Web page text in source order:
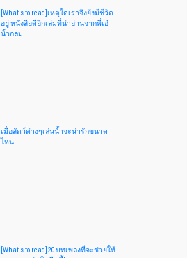
[What's to read]เหตุใดเราจึงยังมีชีวิต
อยู่ หนังสือดีอีกเล่มที่น่าอ่านจากพี่เอ๋
นิ้วกลม
เมื่อสัตว์ต่างๆเล่นน้ำจะน่ารักขนาด
ไหน
[What's to read]20 บทเพลงที่จะช่วยให้